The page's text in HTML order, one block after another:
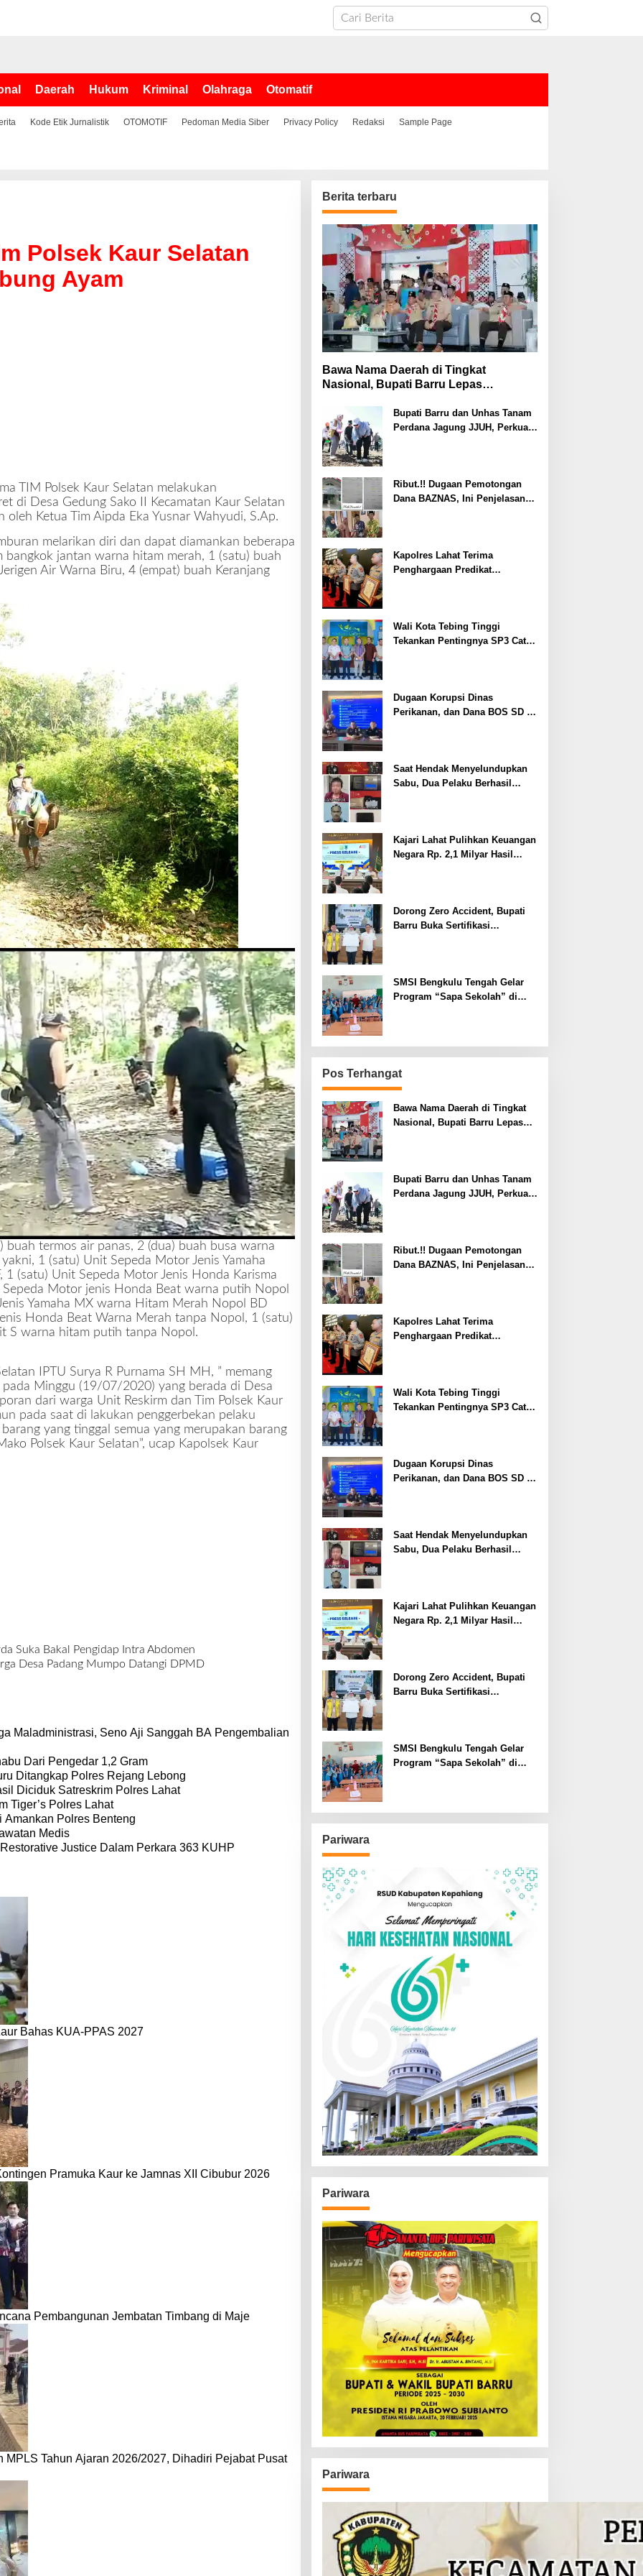
Daerah Hukum Kriminal Olahraga Otomatif
Kode Etik Jurnalistik OTOMOTIF Pedoman Media Siber Privacy Policy Redaksi Sample Page
Polsek Kaur Selatan
Ayam
TIM Polsek Kaur Selatan melakukan
di Desa Gedung Sako II Kecamatan Kaur Selatan
Ketua Tim Aipda Eka Yusnar Wahyudi, S.Ap.
melarikan diri dan dapat diamankan beberapa
jantan warna hitam merah, 1 (satu) buah
Air Warna Biru, 4 (empat) buah Keranjang
buah termos air panas, 2 (dua) buah busa warna
1 (satu) Unit Sepeda Motor Jenis Yamaha
(satu) Unit Sepeda Motor Jenis Honda Karisma
Motor jenis Honda Beat warna putih Nopol
Yamaha MX warna Hitam Merah Nopol BD
Honda Beat Warna Merah tanpa Nopol, 1 (satu)
S warna hitam putih tanpa Nopol.
IPTU Surya R Purnama SH MH, ” memang
pada Minggu (19/07/2020) yang berada di Desa
dari warga Unit Reskirm dan Tim Polsek Kaur
pada saat di lakukan penggerbekan pelaku
yang tinggal semua yang merupakan barang
Polsek Kaur Selatan”, ucap Kapolsek Kaur
Suka Bakal Pengidap Intra Abdomen
Desa Padang Mumpo Datangi DPMD
Maladministrasi, Seno Aji Sanggah BA Pengembalian
Dari Pengedar 1,2 Gram
Ditangkap Polres Rejang Lebong
Diciduk Satreskrim Polres Lahat
Tiger’s Polres Lahat
Amankan Polres Benteng
Medis
Justice Dalam Perkara 363 KUHP
Bahas KUA-PPAS 2027
Pramuka Kaur ke Jamnas XII Cibubur 2026
Pembangunan Jembatan Timbang di Maje
MPLS Tahun Ajaran 2026/2027, Dihadiri Pejabat Pusat
Berita terbaru
Bawa Nama Daerah di Tingkat
Nasional, Bupati Barru Lepas
Bupati Barru dan Unhas Tanam
Perdana Jagung JJUH, Perkuat
Ribut.!! Dugaan Pemotongan
Dana BAZNAS, Ini Penjelasan
Kapolres Lahat Terima
Penghargaan Predikat
Wali Kota Tebing Tinggi
Tekankan Pentingnya SP3 Catin
Dugaan Korupsi Dinas
Perikanan, dan Dana BOS SD –
Saat Hendak Menyelundupkan
Sabu, Dua Pelaku Berhasil
Kajari Lahat Pulihkan Keuangan
Negara Rp. 2,1 Milyar Hasil
Dorong Zero Accident, Bupati
Barru Buka Sertifikasi
SMSI Bengkulu Tengah Gelar
Program “Sapa Sekolah” di
Pos Terhangat
Bawa Nama Daerah di Tingkat
Nasional, Bupati Barru Lepas
Bupati Barru dan Unhas Tanam
Perdana Jagung JJUH, Perkuat
Ribut.!! Dugaan Pemotongan
Dana BAZNAS, Ini Penjelasan
Kapolres Lahat Terima
Penghargaan Predikat
Wali Kota Tebing Tinggi
Tekankan Pentingnya SP3 Catin
Dugaan Korupsi Dinas
Perikanan, dan Dana BOS SD –
Saat Hendak Menyelundupkan
Sabu, Dua Pelaku Berhasil
Kajari Lahat Pulihkan Keuangan
Negara Rp. 2,1 Milyar Hasil
Dorong Zero Accident, Bupati
Barru Buka Sertifikasi
SMSI Bengkulu Tengah Gelar
Program “Sapa Sekolah” di
Pariwara
Pariwara
Pariwara